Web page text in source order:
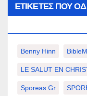
ΕΤΙΚΈΤΕΣ ΠΟΥ
Benny Hinn
LE SALUT EN
Sporeas.gr